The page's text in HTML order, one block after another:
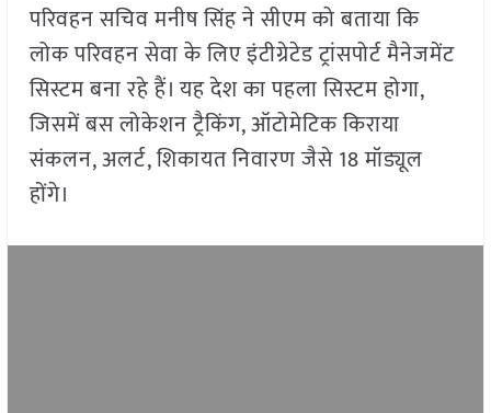
परिवहन सचिव मनीष सिंह ने सीएम को बताया कि
लोक परिवहन सेवा के लिए इंटीग्रेटेड ट्रांसपोर्ट मैनेजमेंट
सिस्टम बना रहे हैं। यह देश का पहला सिस्टम होगा,
जिसमें बस लोकेशन ट्रैकिंग, ऑटोमेटिक किराया
संकलन, अलर्ट, शिकायत निवारण जैसे 18 मॉड्यूल
होंगे।